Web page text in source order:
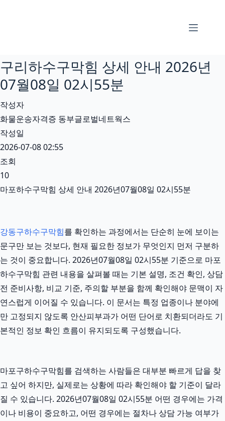
건
너
뛰
기
구리하수구막힘 상세 안내 2026년
07월08일 02시55분
작성자
화물운송자격증 동부글로벌네트웍스
작성일
2026-07-08 02:55
조회
10
마포하수구막힘 상세 안내 2026년07월08일 02시55분
강동구하수구막힘를 확인하는 과정에서는 단순히 눈에 보이는
문구만 보는 것보다, 현재 필요한 정보가 무엇인지 먼저 구분하
는 것이 중요합니다. 2026년07월08일 02시55분 기준으로 마포
하수구막힘 관련 내용을 살펴볼 때는 기본 설명, 조건 확인, 상담
전 준비사항, 비교 기준, 주의할 부분을 함께 확인해야 문맥이 자
연스럽게 이어질 수 있습니다. 이 문서는 특정 업종이나 분야에
만 고정되지 않도록 안산피부과가 어떤 단어로 치환되더라도 기
본적인 정보 확인 흐름이 유지되도록 구성했습니다.
마포구하수구막힘를 검색하는 사람들은 대부분 빠르게 답을 찾
고 싶어 하지만, 실제로는 상황에 따라 확인해야 할 기준이 달라
질 수 있습니다. 2026년07월08일 02시55분 어떤 경우에는 가격
이나 비용이 중요하고, 어떤 경우에는 절차나 상담 가능 여부가